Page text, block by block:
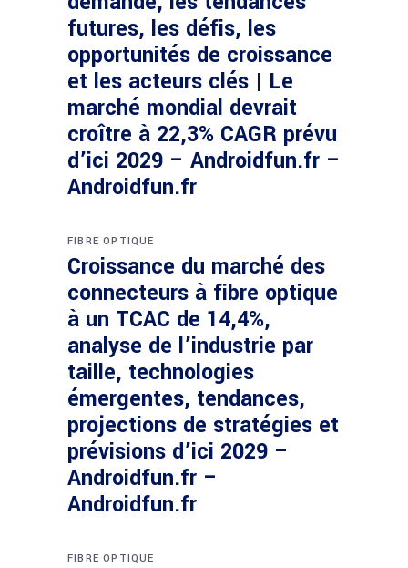
futures, les défis, les
opportunités de croissance
et les acteurs clés | Le
marché mondial devrait
croître à 22,3% CAGR prévu
d’ici 2029 – Androidfun.fr –
Androidfun.fr
FIBRE OPTIQUE
Croissance du marché des
connecteurs à fibre optique
à un TCAC de 14,4%,
analyse de l’industrie par
taille, technologies
émergentes, tendances,
projections de stratégies et
prévisions d’ici 2029 –
Androidfun.fr –
Androidfun.fr
FIBRE OPTIQUE